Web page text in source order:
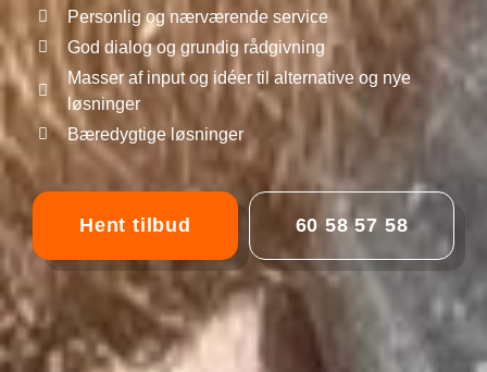
Personlig og nærværende service
God dialog og grundig rådgivning
Masser af input og idéer til alternative og nye
løsninger
Bæredygtige løsninger
Hent tilbud 60 58 57 58